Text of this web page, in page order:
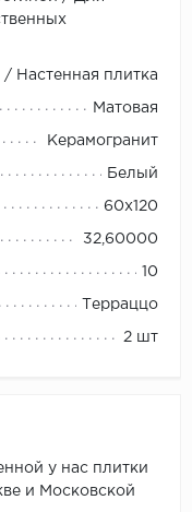
Настенная плитка
Матовая
Керамогранит
Белый
60x120
32,60000
10
Терраццо
2 шт
у нас плитки
и Московской